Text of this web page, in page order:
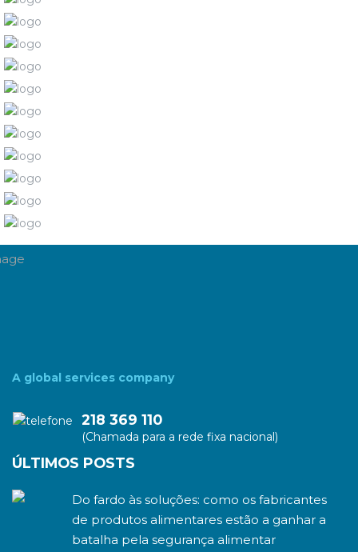
A global services company
218 369 110
(Chamada para a rede fixa nacional)
ÚLTIMOS POSTS
Do fardo às soluções: como os fabricantes
de produtos alimentares estão a ganhar a
batalha pela segurança alimentar